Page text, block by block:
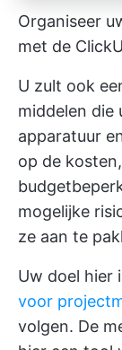
Organiseer
met de
U zult ook
middelen die
apparatuur
op de
mogelijke
ze aan te
Uw doel hier
voor
volgen. De